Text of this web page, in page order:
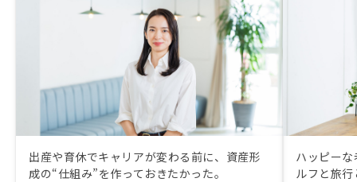
出産や育休でキャリアが変わる前に、資産形
成の“仕組み”を作っておきたかった。
ハッピー
ルフと旅